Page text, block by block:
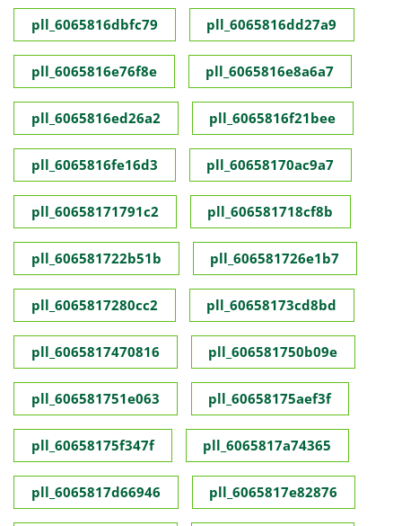
pll_6065816dbfc79 pll_6065816dd27a9
pll_6065816e76f8e pll_6065816e8a6a7
pll_6065816ed26a2 pll_6065816f21bee
pll_6065816fe16d3 pll_60658170ac9a7
pll_60658171791c2 pll_606581718cf8b
pll_606581722b51b pll_606581726e1b7
pll_6065817280cc2 pll_60658173cd8bd
pll_6065817470816 pll_606581750b09e
pll_606581751e063 pll_60658175aef3f
pll_60658175f347f pll_6065817a74365
pll_6065817d66946 pll_6065817e82876